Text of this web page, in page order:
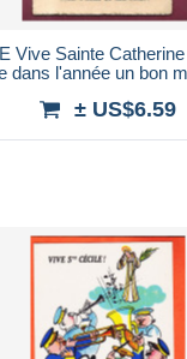
Vive Sainte
dans l'année un bon
± US$6.59